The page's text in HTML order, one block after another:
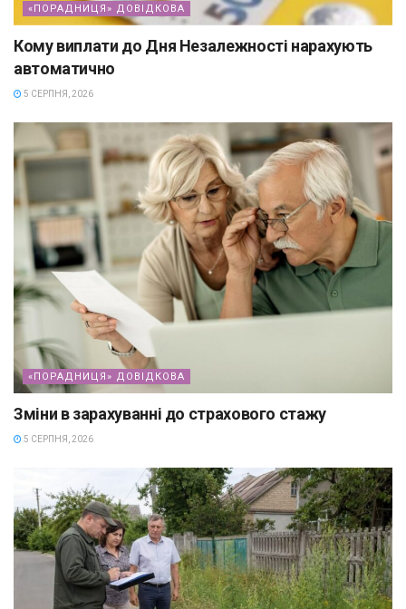
«ПОРАДНИЦЯ» ДОВІДКОВА
Кому виплати до Дня Незалежності нарахують
автоматично
5 СЕРПНЯ, 2026
«ПОРАДНИЦЯ» ДОВІДКОВА
Зміни в зарахуванні до страхового стажу
5 СЕРПНЯ, 2026